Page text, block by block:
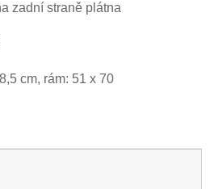
zadní straně plátna
cm, rám: 51 x 70